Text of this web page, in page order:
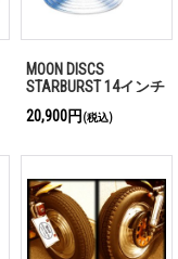
MOON DISCS
STARBURST 14インチ
20,900円 (税込)